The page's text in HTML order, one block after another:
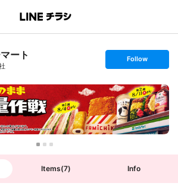
ート s
t
o
l
l
o
w
Follow
Items(7) Info